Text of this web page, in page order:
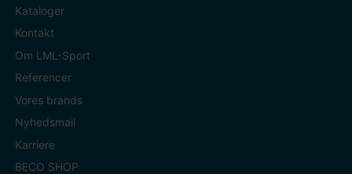
Kataloger
Kontakt
Om LML-Sport
Referencer
Vores brands
Nyhedsmail
Karriere
BECO SHOP